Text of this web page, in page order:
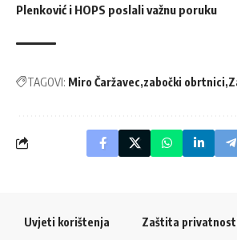
Plenković i HOPS poslali važnu poruku
TAGOVI: Miro Čaržavec zabočki obrtnici
Uvjeti korištenja Zaštita